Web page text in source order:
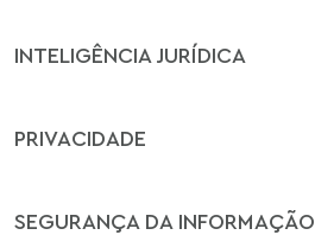
INTELIGÊNCIA JURÍDICA
PRIVACIDADE
SEGURANÇA DA INFORMAÇÃO